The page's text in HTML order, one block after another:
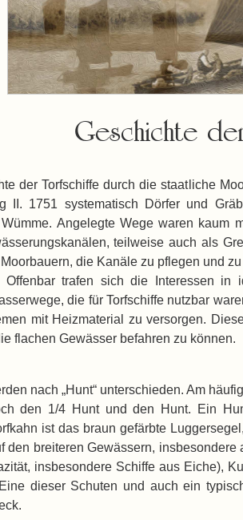
Geschichte
der Torfschiffe durch die staatliche
II. 1751 systematisch Dörfer und
Angelegte Wege waren kaum
teilweise auch als
die Kanäle zu pflegen und
trafen sich die Interessen
die für Torfschiffe nutzbar
mit Heizmaterial zu versorgen.
flachen Gewässer befahren zu können.
nach „Hunt“ unterschieden. Am
den 1/4 Hunt und den Hunt. Ein
ist das braun gefärbte
den breiteren Gewässern,
insbesondere Schiffe aus Eiche),
dieser Schuten und auch ein